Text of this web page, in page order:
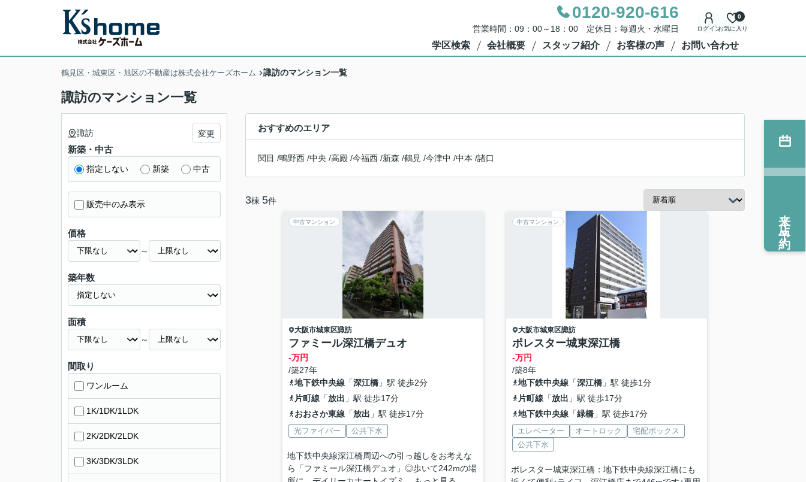
0120-920-616
営業時間：09：00～18：00 定休日：毎週火・水曜日 ログインお気に入り
0
学区検索 会社概要 スタッフ紹介 お客様の声 お問い合わせ
鶴見区・城東区・旭区の不動産は株式会社ケーズホーム 諏訪のマンション一覧
諏訪のマンション一覧
おすすめのエリア
関目 /鴫野西 /中央 /高殿 /今福西 /新森 /鶴見 /今津中 /中本 /諸口
3棟 5件
中古マンション
大阪市城東区諏訪
ファミール深江橋デュオ
-万円
/築27年
地下鉄中央線「深江橋」駅 徒歩2分
片町線「放出 」駅 徒歩17分
おおさか東線「放出 」駅 徒歩17分
光ファイバー 公共下水
地下鉄中央線深江橋周辺への引っ越しをお考えな
ら「ファミール深江橋デュオ」◎歩いて242mの場
中古マンション
大阪市城東区諏訪
ポレスター城東深江橋
-万円
/築8年
地下鉄中央線「深江橋」駅 徒歩1分
片町線「放出 」駅 徒歩17分
地下鉄中央線「緑橋」駅 徒歩17分
エレベーター オートロック
宅配ボックス
公共下水
ポレスター城東深江橋：地下鉄中央線深江橋にも
諏訪 変更
新築・中古
指定しない 新築 中古
販売中のみ表示
価格
～
築年数
面積
～
間取り
ワンルーム
1K/1DK/1LDK
2K/2DK/2LDK
3K/3DK/3LDK
来店予約